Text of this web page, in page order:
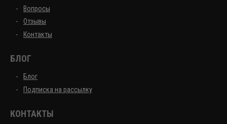
Вопросы
Отзывы
Контакты
БЛОГ
Блог
Подписка на рассылку
КОНТАКТЫ